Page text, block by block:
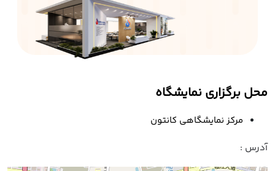
محل برگزاری نمایشگاه
مرکز نمایشگاهی کانتون
آدرس :